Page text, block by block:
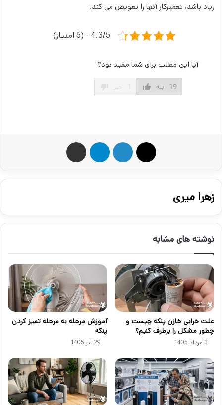
زیاد باشد، تعمیرکار آنها را تعویض می کند.
4.3/5 - (6 امتیاز)
آیا این مطلب برای شما مفید بود؟
بله 19
لینکدین تلگرام
زهرا میری
نوشته های مشابه
علت خرابی خازن پنکه چیست و
چطور مشکل را برطرف کنیم؟
3 مرداد 1405
آموزش مرحله به مرحله تمیز کردن
پنکه
29 تیر 1405